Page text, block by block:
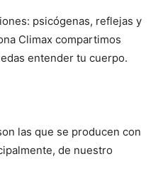
psicógenas, reflejas y
Climax compartimos
entender tu cuerpo.
las que se producen con
de nuestro